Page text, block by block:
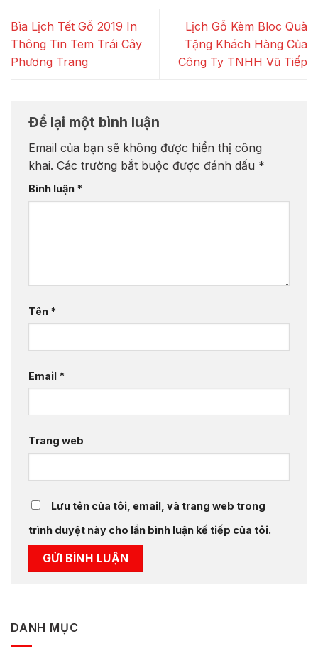
Bìa Lịch Tết Gỗ 2019 In
Thông Tin Tem Trái Cây
Phương Trang
Lịch Gỗ Kèm Bloc Quà
Tặng Khách Hàng Của
Công Ty TNHH Vũ Tiếp
Để lại một bình luận
Email của bạn sẽ không được hiển thị công
khai. Các trường bắt buộc được đánh dấu *
Bình luận *
Tên *
Email *
Trang web
Lưu tên của tôi, email, và trang web trong
trình duyệt này cho lần bình luận kế tiếp của tôi.
DANH MỤC